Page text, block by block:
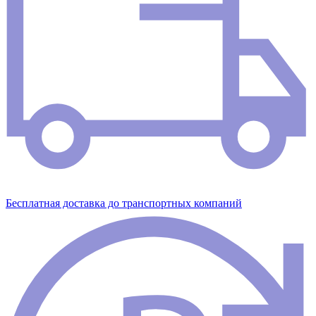
Бесплатная доставка до транспортных компаний